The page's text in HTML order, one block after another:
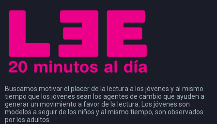
Buscamos motivar el placer de la lectura a los jóvenes y al mismo
tiempo que los jóvenes sean los agentes de cambio que ayuden a
generar un movimiento a favor de la lectura. Los jóvenes son
modelos a seguir de los niños y al mismo tiempo, son observados
por los adultos.